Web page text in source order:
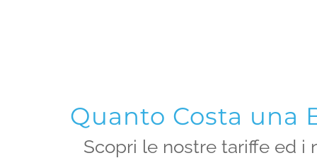
Quanto Costa una
Scopri le nostre tariffe ed i